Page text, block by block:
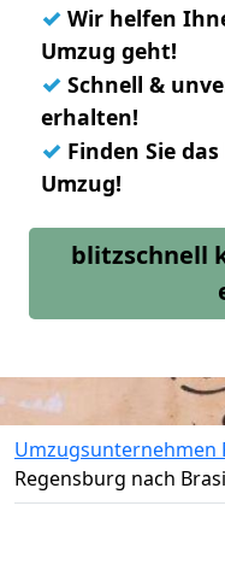
✓ Wir helfen
Umzug geht!
✓ Schnell &
erhalten!
✓ Finden Sie
Umzug!
blitzschnell
Umzugsunternehmen
Regensburg nach